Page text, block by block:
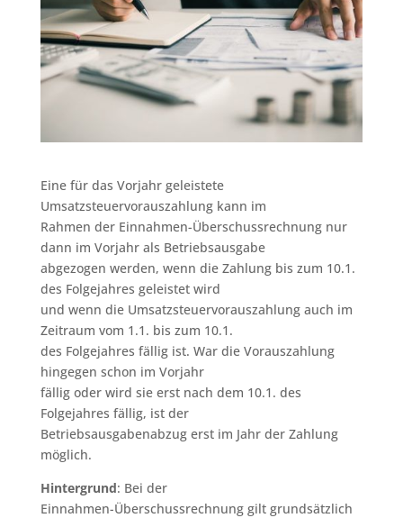
Eine für das Vorjahr geleistete
Umsatzsteuervorauszahlung kann im
Rahmen der Einnahmen-Überschussrechnung nur
dann im Vorjahr als Betriebsausgabe
abgezogen werden, wenn die Zahlung bis zum 10.1.
des Folgejahres geleistet wird
und wenn die Umsatzsteuervorauszahlung auch im
Zeitraum vom 1.1. bis zum 10.1.
des Folgejahres fällig ist. War die Vorauszahlung
hingegen schon im Vorjahr
fällig oder wird sie erst nach dem 10.1. des
Folgejahres fällig, ist der
Betriebsausgabenabzug erst im Jahr der Zahlung
möglich.
Hintergrund: Bei der
Einnahmen-Überschussrechnung gilt grundsätzlich